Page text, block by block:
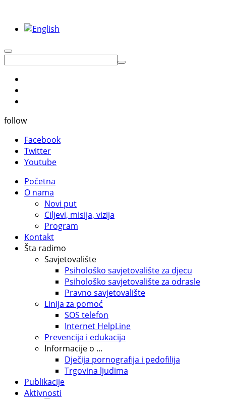
follow
Facebook
Twitter
Youtube
Početna
O nama
Novi put
Ciljevi, misija, vizija
Program
Kontakt
Šta radimo
Savjetovalište
Psihološko savjetovalište za djecu
Psihološko savjetovalište za odrasle
Pravno savjetovalište
Linija za pomoć
SOS telefon
Internet HelpLine
Prevencija i edukacija
Informacije o ...
Dječija pornografija i pedofilija
Trgovina ljudima
Publikacije
Aktivnosti